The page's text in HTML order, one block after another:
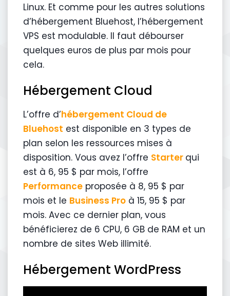
Linux. Et comme pour les autres solutions
d’hébergement Bluehost, l’hébergement
VPS est modulable. Il faut débourser
quelques euros de plus par mois pour
cela.
Hébergement Cloud
L’offre d’hébergement Cloud de
Bluehost est disponible en 3 types de
plan selon les ressources mises à
disposition. Vous avez l’offre Starter qui
est à 6, 95 $ par mois, l’offre
Performance proposée à 8, 95 $ par
mois et le Business Pro à 15, 95 $ par
mois. Avec ce dernier plan, vous
bénéficierez de 6 CPU, 6 GB de RAM et un
nombre de sites Web illimité.
Hébergement WordPress